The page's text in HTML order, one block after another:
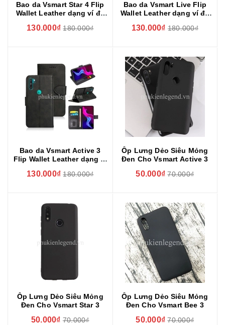
Bao da Vsmart Star 4 Flip
Wallet Leather dạng ví đa
130.000₫ 180.000₫
Bao da Vsmart Live Flip
Wallet Leather dạng ví đa
130.000₫ 180.000₫
Bao da Vsmart Active 3
Flip Wallet Leather dạng ví
Bao Da Bê Cao Cấp
130.000₫ 180.000₫
Ốp Lưng Dẻo Siêu Mỏng
Đen Cho Vsmart Active 3
50.000₫ 70.000₫
Ốp Lưng Dẻo Siêu Mỏng
Đen Cho Vsmart Star 3
50.000₫ 70.000₫
Ốp Lưng Dẻo Siêu Mỏng
Đen Cho Vsmart Bee 3
50.000₫ 70.000₫